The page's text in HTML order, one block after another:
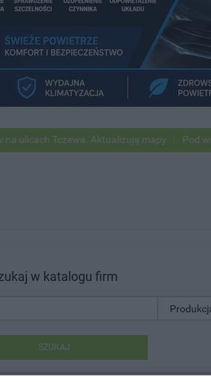
Tczewa. Aktualizują mapy Pod
w katalogu firm
SZUKAJ